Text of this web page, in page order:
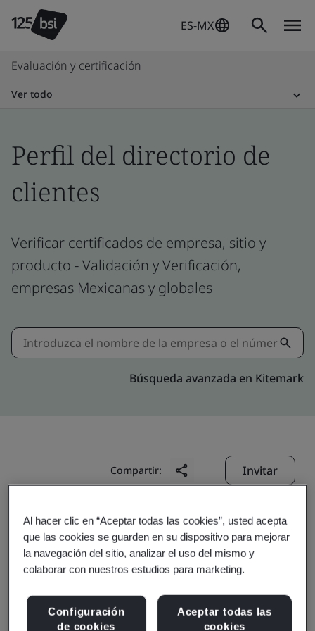
ES-MX
Evaluación y certificación
Ver todo
Perfil del directorio de
clientes
Verificar certificados de empresa, sitio y
producto - Validación y Verificación,
empresas Mexicanas y globales
Búsqueda avanzada en Kitemark
Compartir: Invitar
Sundram Fasteners
Al hacer clic en “Aceptar todas las cookies”, usted acepta
que las cookies se guarden en su dispositivo para mejorar
la navegación del sitio, analizar el uso del mismo y
colaborar con nuestros estudios para marketing.
Configuración
de cookies
Aceptar todas las
cookies